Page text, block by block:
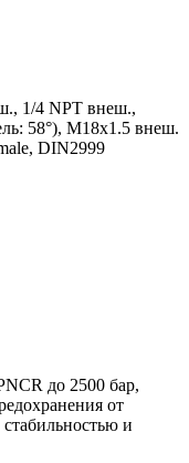
1/4 NPT внеш.,
58°), M18x1.5 внеш.
DIN2999
до 2500 бар,
от
и